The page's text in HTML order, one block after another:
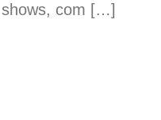
shows, com […]